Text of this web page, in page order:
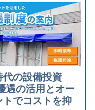
代の設備投資
遇の活用とオー
トでコストを抑